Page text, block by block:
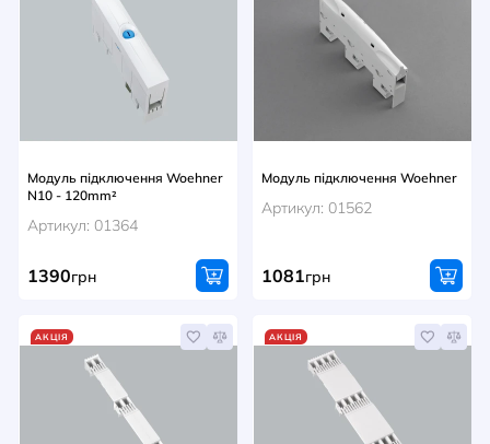
Модуль підключення Woehner
N10 - 120mm²
Артикул: 01364
1390грн
Модуль підключення Woehner
Артикул: 01562
1081грн
АКЦІЯ АКЦІЯ